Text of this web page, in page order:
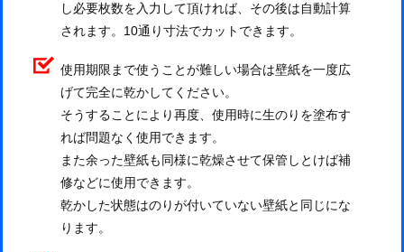
し必要枚数を入力して頂ければ、その後は自動計算
されます。10通り寸法でカットできます。
使用期限まで使うことが難しい場合は壁紙を一度広
げて完全に乾かしてください。
そうすることにより再度、使用時に生のりを塗布す
れば問題なく使用できます。
また余った壁紙も同様に乾燥させて保管しとけば補
修などに使用できます。
乾かした状態はのりが付いていない壁紙と同じにな
ります。